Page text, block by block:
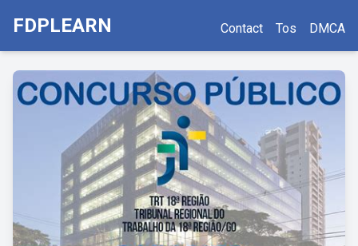
FDPLEARN Contact Tos DMCA